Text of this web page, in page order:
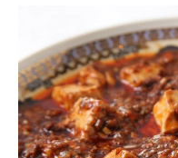
スマホと通信の最新トレ
進化するPCとデバイスの
好きが集まる 比べて選
ビジネスと働き方のヒント